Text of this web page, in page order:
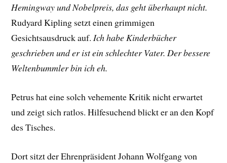
Hemingway und Nobelpreis, das geht überhaupt nicht.
Rudyard Kipling setzt einen grimmigen
Gesichtsausdruck auf.Ich habe Kinderbücher
geschrieben und er ist ein schlechter Vater. Der bessere
Weltenbummler bin ich eh.
Petrus hat eine solch vehemente Kritik nicht erwartet
und zeigt sich ratlos. Hilfesuchend blickt er an den Kopf
des Tisches.
Dort sitzt der Ehrenpräsident Johann Wolfgang von